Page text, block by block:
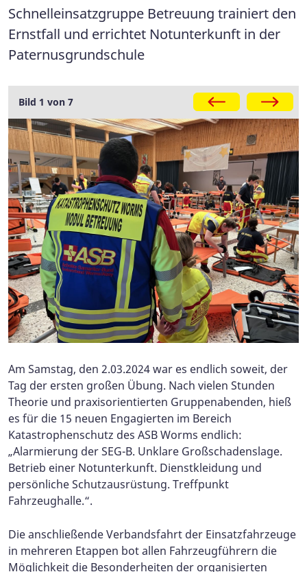
Schnelleinsatzgruppe Betreuung trainiert den
Ernstfall und errichtet Notunterkunft in der
Paternusgrundschule
Galerie
Bild 1 von 7
Am Samstag, den 2.03.2024 war es endlich soweit, der
Tag der ersten großen Übung. Nach vielen Stunden
Theorie und praxisorientierten Gruppenabenden, hieß
es für die 15 neuen Engagierten im Bereich
Katastrophenschutz des ASB Worms endlich:
„Alarmierung der SEG-B. Unklare Großschadenslage.
Betrieb einer Notunterkunft. Dienstkleidung und
persönliche Schutzausrüstung. Treffpunkt
Fahrzeughalle.“.
Die anschließende Verbandsfahrt der Einsatzfahrzeuge
in mehreren Etappen bot allen Fahrzeugführern die
Möglichkeit die Besonderheiten der organisierten